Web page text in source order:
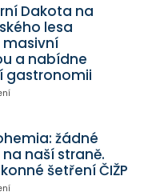
Dakota na
lesa
a nabídne
gastronomii
žádné
naší straně.
šetření ČIŽP